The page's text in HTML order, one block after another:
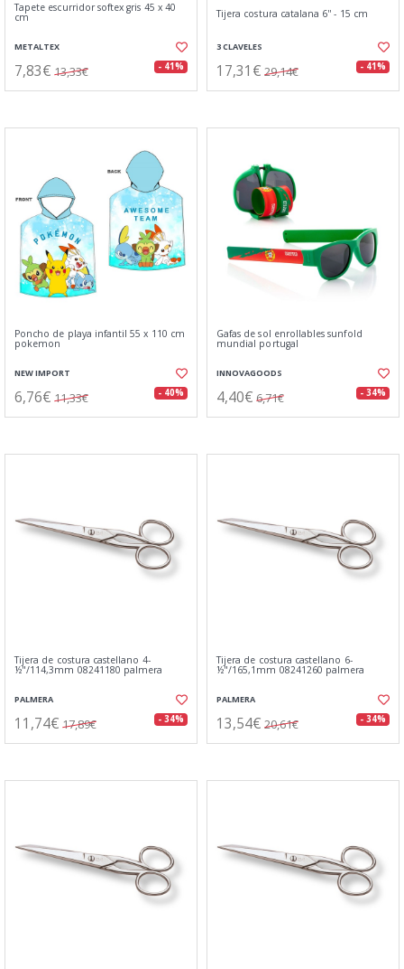
Tapete escurridor softex gris 45 x 40
cm
METALTEX
7,83€ 13,33€ - 41%
Tijera costura catalana 6'' - 15 cm
3 CLAVELES
17,31€ 29,14€ - 41%
Poncho de playa infantil 55 x 110 cm
pokemon
NEW IMPORT
6,76€ 11,33€ - 40%
Gafas de sol enrollables sunfold
mundial portugal
INNOVAGOODS
4,40€ 6,71€ - 34%
Tijera de costura castellano 4-
½"/114,3mm 08241180 palmera
PALMERA
11,74€ 17,89€ - 34%
Tijera de costura castellano 6-
½"/165,1mm 08241260 palmera
PALMERA
13,54€ 20,61€ - 34%